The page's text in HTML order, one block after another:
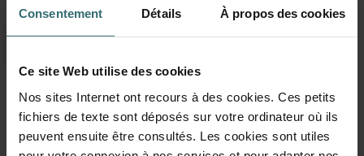
Consentement Détails À propos des cookies
Ce site Web utilise des cookies
Nos sites Internet ont recours à des cookies. Ces petits
fichiers de texte sont déposés sur votre ordinateur où ils
peuvent ensuite être consultés. Les cookies sont utiles
En savoir plus sur notre Filtre Coarse 60%
(G4)